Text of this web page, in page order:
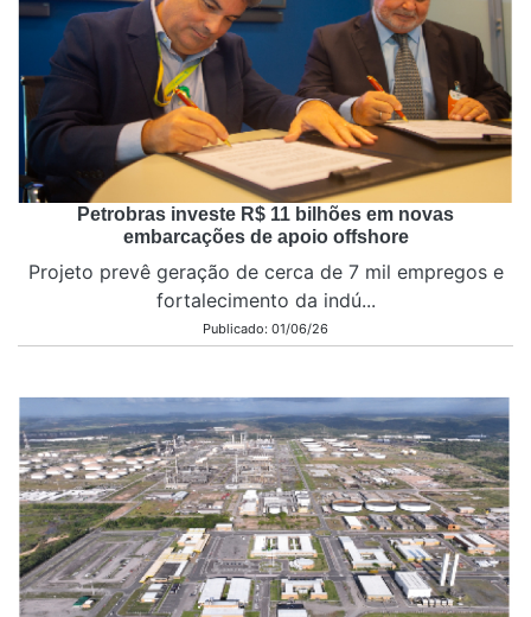
Petrobras investe R$ 11 bilhões em novas
embarcações de apoio offshore
Projeto prevê geração de cerca de 7 mil empregos e
fortalecimento da indú...
Publicado: 01/06/26